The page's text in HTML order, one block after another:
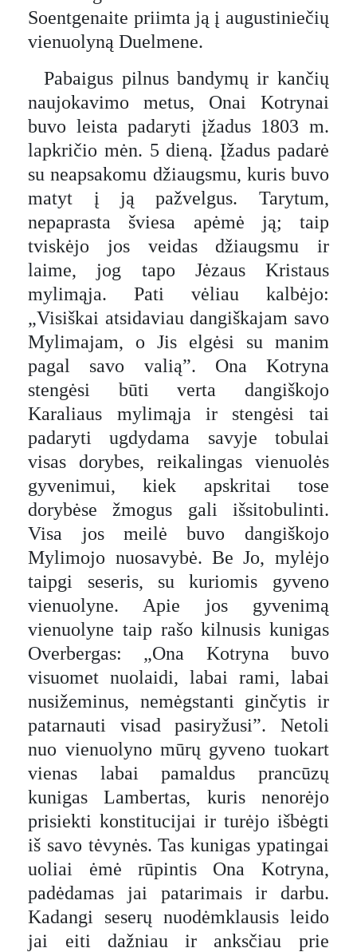
Soentgenaite priimta ją į augustiniečių
vienuolyną Duelmene.
Pabaigus pilnus bandymų ir kančių
naujokavimo metus, Onai Kotrynai
buvo leista padaryti įžadus 1803 m.
lapkričio mėn. 5 dieną. Įžadus padarė
su neapsakomu džiaugsmu, kuris buvo
matyt į ją pažvelgus. Tarytum,
nepaprasta šviesa apėmė ją; taip
tviskėjo jos veidas džiaugsmu ir
laime, jog tapo Jėzaus Kristaus
mylimąja. Pati vėliau kalbėjo:
„Visiškai atsidaviau dangiškajam savo
Mylimajam, o Jis elgėsi su manim
pagal savo valią”. Ona Kotryna
stengėsi būti verta dangiškojo
Karaliaus mylimąja ir stengėsi tai
padaryti ugdydama savyje tobulai
visas dorybes, reikalingas vienuolės
gyvenimui, kiek apskritai tose
dorybėse žmogus gali išsitobulinti.
Visa jos meilė buvo dangiškojo
Mylimojo nuosavybė. Be Jo, mylėjo
taipgi seseris, su kuriomis gyveno
vienuolyne. Apie jos gyvenimą
vienuolyne taip rašo kilnusis kunigas
Overbergas: „Ona Kotryna buvo
visuomet nuolaidi, labai rami, labai
nusižeminus, nemėgstanti ginčytis ir
patarnauti visad pasiryžusi”. Netoli
nuo vienuolyno mūrų gyveno tuokart
vienas labai pamaldus prancūzų
kunigas Lambertas, kuris nenorėjo
prisiekti konstitucijai ir turėjo išbėgti
iš savo tėvynės. Tas kunigas ypatingai
uoliai ėmė rūpintis Ona Kotryna,
padėdamas jai patarimais ir darbu.
Kadangi seserų nuodėmklausis leido
jai eiti dažniau ir anksčiau prie